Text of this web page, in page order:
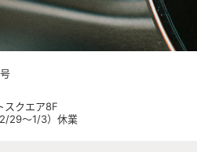
スクエア8F
29～1/3）休業